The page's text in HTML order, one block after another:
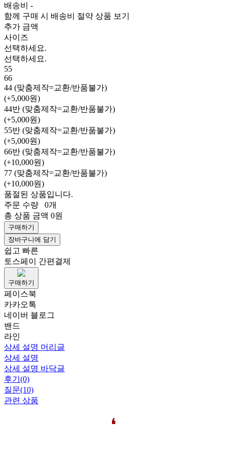
배송비 -
함께 구매 시 배송비 절약 상품 보기
추가 금액
사이즈
선택하세요.
선택하세요.
55
66
44 (맞춤제작=교환/반품불가)
(+5,000원)
44반 (맞춤제작=교환/반품불가)
(+5,000원)
55반 (맞춤제작=교환/반품불가)
(+5,000원)
66반 (맞춤제작=교환/반품불가)
(+10,000원)
77 (맞춤제작=교환/반품불가)
(+10,000원)
품절된 상품입니다.
주문 수량
0개
총 상품 금액 0원
구매하기
장바구니에 담기
쉽고 빠른
토스페이 간편결제
구매하기
페이스북
카카오톡
네이버 블로그
밴드
라인
상세 설명 머리글
상세 설명
상세 설명 바닥글
후기(0)
질문(10)
관련 상품
❛